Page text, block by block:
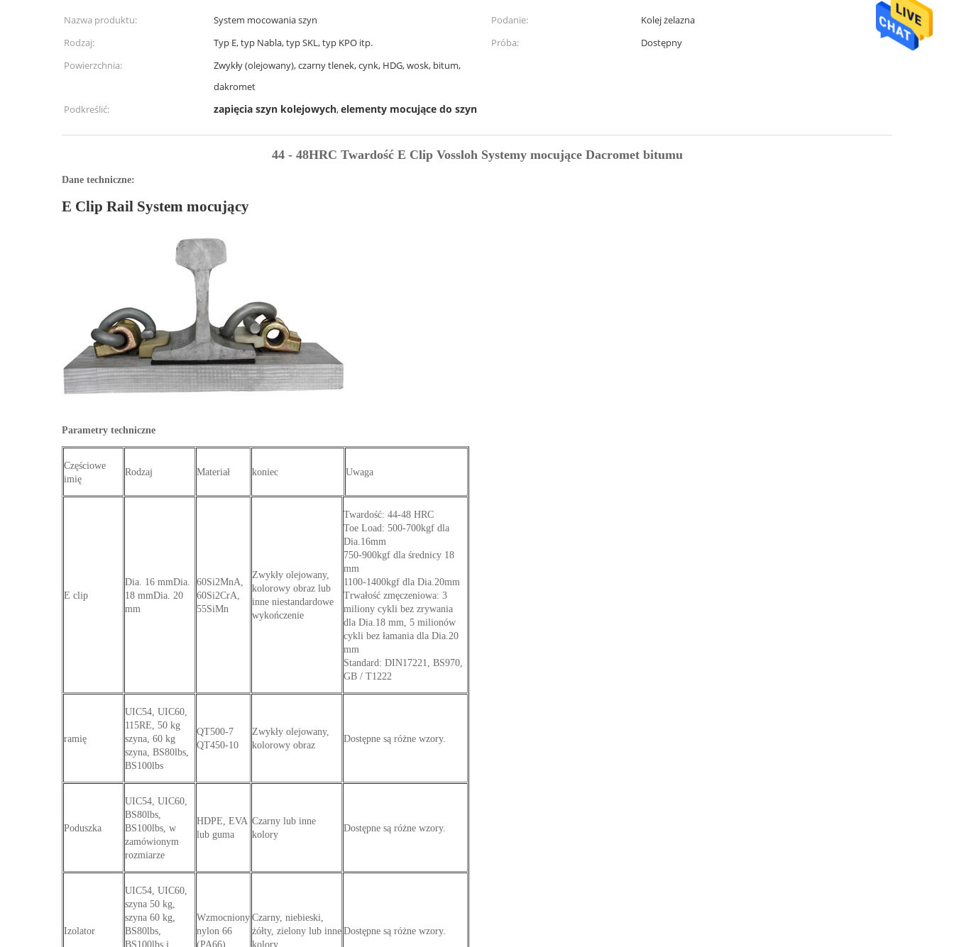
Nazwa produktu: System mocowania szyn Podanie:
Kolej żelazna
Rodzaj:
Typ E, typ Nabla, typ SKL, typ KPO itp. Próba:
Dostępny
Powierzchnia:
Zwykły (olejowany), czarny tlenek, cynk, HDG, wosk, bitum,
dakromet
Podkreślić:
zapięcia szyn kolejowych,elementy mocujące do szyn
44 - 48HRC Twardość E Clip Vossloh Systemy mocujące Dacromet bitumu
Dane techniczne:
E Clip Rail System mocujący
Parametry techniczne
Częściowe
imię
Rodzaj Materiał koniec Uwaga
E clip
Dia. 16 mmDia.
18 mmDia. 20
mm
60Si2MnA,
60Si2CrA,
55SiMn
Zwykły olejowany,
kolorowy obraz lub
inne niestandardowe
wykończenie
Twardość: 44-48 HRC
Toe Load: 500-700kgf dla
Dia.16mm
750-900kgf dla średnicy 18
mm
1100-1400kgf dla Dia.20mm
Trwałość zmęczeniowa: 3
miliony cykli bez zrywania
dla Dia.18 mm, 5 milionów
cykli bez łamania dla Dia.20
mm
Standard: DIN17221, BS970,
GB / T1222
ramię
UIC54, UIC60,
115RE, 50 kg
szyna, 60 kg
szyna, BS80lbs,
BS100lbs
QT500-7
QT450-10
Zwykły olejowany,
kolorowy obraz
Dostępne są różne wzory.
Poduszka
UIC54, UIC60,
BS80lbs,
BS100lbs, w
zamówionym
rozmiarze
HDPE, EVA
lub guma
Czarny lub inne
kolory
Dostępne są różne wzory.
Izolator
UIC54, UIC60,
szyna 50 kg,
szyna 60 kg,
BS80lbs,
BS100lbs i
Wzmocniony
nylon 66
(PA66)
Czarny, niebieski,
żółty, zielony lub inne
kolory
Dostępne są różne wzory.